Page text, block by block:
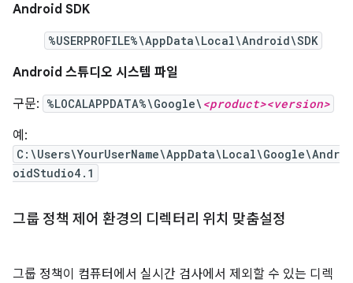
Android SDK
%USERPROFILE%\AppData\Local\Android\SDK
Android 스튜디오 시스템 파일
구문: %LOCALAPPDATA%\Google\ <product><version>
예:
C:\Users\YourUserName\AppData\Local\Google\Andr
oidStudio4.1
그룹 정책 제어 환경의 디렉터리 위치 맞춤설정
그룹 정책이 컴퓨터에서 실시간 검사에서 제외할 수 있는 디렉